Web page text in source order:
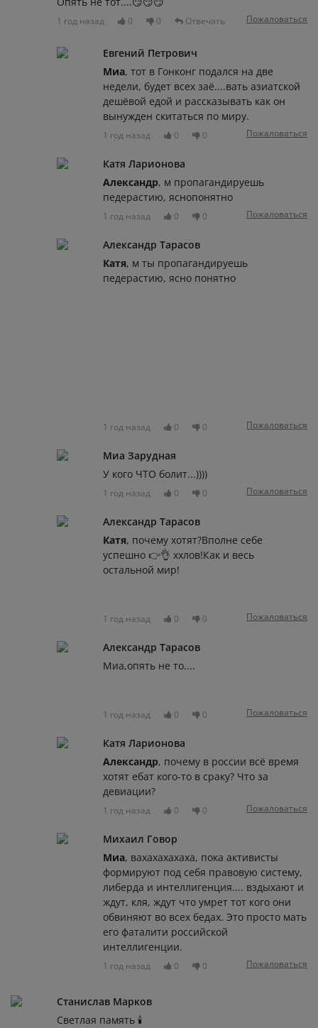
1 год назад 0 0 Отвечать Пожаловаться
Евгений Петрович
Миа, тот в Гонконг подался на две
недели, будет всех заё....вать азиатской
дешёвой едой и рассказывать как он
вынужден скитаться по миру.
1 год назад 0 0 Пожаловаться
Катя Ларионова
Александр, м пропагандируешь
педерастию, яснопонятно
1 год назад 0 0 Пожаловаться
Александр Тарасов
Катя, м ты пропагандируешь
педерастию, ясно понятно
1 год назад 0 0 Пожаловаться
Миа Зарудная
У кого ЧТО болит...))))
1 год назад 0 0 Пожаловаться
Александр Тарасов
Катя, почему хотят?Вполне себе
успешно 👉👌 ххлов!Как и весь
остальной мир!
1 год назад 0 0 Пожаловаться
Александр Тарасов
Миа,опять не то....
1 год назад 0 0 Пожаловаться
Катя Ларионова
Александр, почему в россии всё время
хотят ебат кого-то в сраку? Что за
девиации?
1 год назад 0 0 Пожаловаться
Михаил Говор
Миа, вахахахахаха, пока активисты
формируют под себя правовую систему,
либерда и интеллигенция.... вздыхают и
ждут, кля, ждут что умрет тот кого они
обвиняют во всех бедах. Это просто мать
его фаталити российской
интеллигенции.
1 год назад 0 0 Пожаловаться
Станислав Марков
Светлая память 🕯️